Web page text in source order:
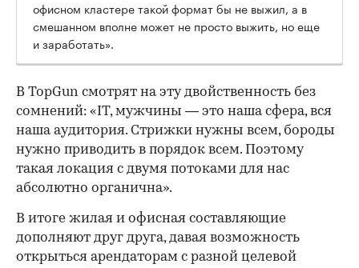
офисном кластере такой формат бы не выжил, а в
смешанном вполне может не просто выжить, но еще
и заработать».
В TopGun смотрят на эту двойственность без
сомнений: «IT, мужчины — это наша сфера, вся
наша аудитория. Стрижки нужны всем, бороды
нужно приводить в порядок всем. Поэтому
такая локация с двумя потоками для нас
абсолютно органична».
В итоге жилая и офисная составляющие
дополняют друг друга, давая возможность
открыться арендаторам с разной целевой